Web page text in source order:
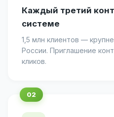
Каждый третий
системе
1,5 млн клиентов —
России. Приглашение
кликов.